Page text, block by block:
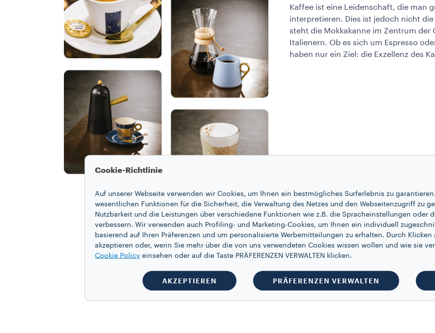
Kaffee ist eine Leidenschaft, die man
interpretieren. Dies ist jedoch nicht
steht die Mokkakanne im Zentrum
Italienern. Ob es sich um Espresso
haben nur ein Ziel: die Exzellenz des
Cookie-Richtlinie
Auf unserer Webseite verwenden wir Cookies, um Ihnen ein bestmögliches Surferlebnis zu
wesentlichen Funktionen für die Sicherheit, die Verwaltung des Netzes und den Webseitenzugriff zu
Nutzbarkeit und die Leistungen über verschiedene Funktionen wie z.B. die Spracheinstellungen oder
verbessern. Wir verwenden auch Profiling- und Marketing-Cookies, um Ihnen ein individuell
basierend auf Ihren Präferenzen und um personalisierte Werbemitteilungen zu erhalten. Durch
akzeptieren oder, wenn Sie mehr über die von uns verwendeten Cookies wissen wollen und wie sie
Cookie Policy einsehen oder auf die Taste PRÄFERENZEN VERWALTEN klicken.
AKZEPTIEREN PRÄFERENZEN VERWALTEN